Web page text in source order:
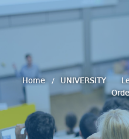
Home UNIVERSITY